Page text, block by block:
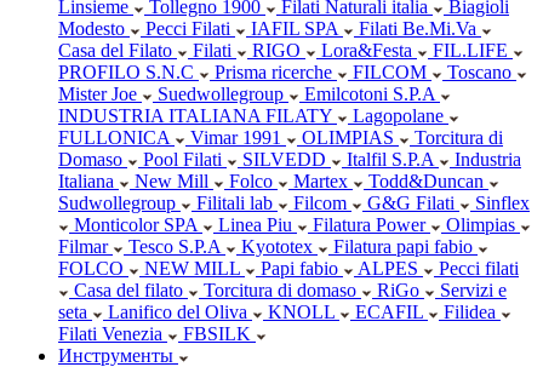
Linsieme
Tollegno 1900 Filati Naturali italia
Biagioli
Modesto
Pecci Filati IAFIL SPA
Filati Be.Mi.Va
Casa del Filato
Filati RIGO Lora&Festa
FIL.LIFE
PROFILO S.N.C
Prisma ricerche FILCOM
Toscano
Mister Joe
Suedwollegroup
Emilcotoni S.P.A
INDUSTRIA ITALIANA FILATY
Lagopolane
FULLONICA
Vimar 1991 OLIMPIAS
Torcitura di
Domaso
Pool Filati SILVEDD Italfil S.P.A
Industria
Italiana
New Mill Folco Martex
Todd&Duncan
Sudwollegroup
Filitali lab Filcom G&G Filati
Sinflex
Monticolor SPA
Linea Piu Filatura Power
Olimpias
Filmar
Tesco S.P.A Kyototex
Filatura papi fabio
FOLCO
NEW MILL Papi fabio ALPES
Pecci filati
Casa del filato
Torcitura di domaso RiGo
Servizi e
seta
Lanifico del Oliva KNOLL ECAFIL
Filidea
Filati Venezia
FBSILK
Инструменты